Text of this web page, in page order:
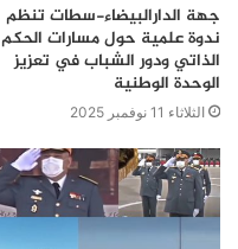
جهة الدارالبيضاء-سطات تنظم
ندوة علمية حول مسارات الحكم
الذاتي ودور الشباب في تعزيز
الوحدة الوطنية
الثلاثاء 11 نوفمبر 2025